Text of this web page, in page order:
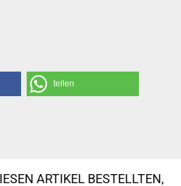
teilen
ARTIKEL BESTELLTEN,